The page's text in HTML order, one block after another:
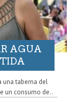
AGUA
una taberna del
un consumo de..